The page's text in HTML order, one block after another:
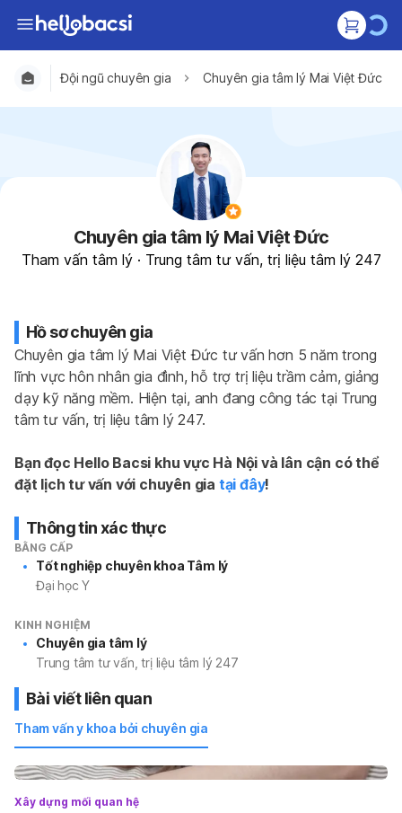
Đội ngũ chuyên gia Chuyên gia tâm lý Mai Việt Đức
Chuyên gia tâm lý Mai Việt Đức
Tham vấn tâm lý · Trung tâm tư vấn, trị liệu tâm lý 247
Hồ sơ chuyên gia
Chuyên gia tâm lý Mai Việt Đức tư vấn hơn 5 năm trong
lĩnh vực hôn nhân gia đình, hỗ trợ trị liệu trầm cảm, giảng
dạy kỹ năng mềm. Hiện tại, anh đang công tác tại Trung
tâm tư vấn, trị liệu tâm lý 247.
Bạn đọc Hello Bacsi khu vực Hà Nội và lân cận có thể
đặt lịch tư vấn với chuyên gia tại đây!
Thông tin xác thực
BẰNG CẤP
Tốt nghiệp chuyên khoa Tâm lý
Đại học Y
KINH NGHIỆM
Chuyên gia tâm lý
Trung tâm tư vấn, trị liệu tâm lý 247
Bài viết liên quan
Tham vấn y khoa bởi chuyên gia
Xây dựng mối quan hệ